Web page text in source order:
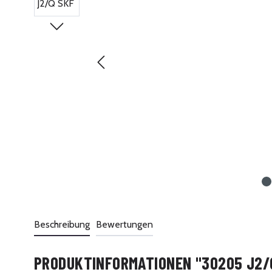
Beschreibung Bewertungen
PRODUKTINFORMATIONEN "30205